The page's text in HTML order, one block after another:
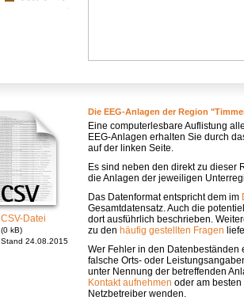
CSV-Datei
(0 kB)
Stand 24.08.2015
Die EEG-Anlagen der Region
Eine computerlesbare Auflistung
EEG-Anlagen erhalten Sie durch
auf der linken Seite.
Es sind neben den direkt zu dieser
die Anlagen der jeweiligen
Das Datenformat entspricht dem im
Gesamtdatensatz. Auch die
dort ausführlich beschrieben.
zu den häufig gestellten Fragen
Wer Fehler in den Datenbeständen
falsche Orts- oder
unter Nennung der betreffenden
Kontakt aufnehmen oder am
Netzbetreiber wenden.